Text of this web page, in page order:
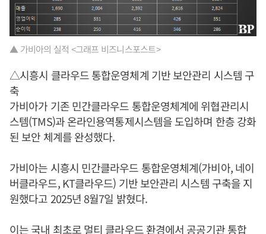
▲ 가비아의 실적 <그래프 비즈니스포스트>
△시흥시 클라우드 통합운영체계 기반 보안관리 시스템 구
축
가비아가 기존 민간클라우드 통합운영체계에 위협관리시
스템(TMS)과 온라인용역통제시스템을 도입하며 한층 강화
된 보안 체계를 완성했다.
가비아는 시흥시 민간클라우드 통합운영체계(가비아, 네이
버클라우드, KT클라우드) 기반 보안관리 시스템 구축을 지
원했다고 2025년 8월7일 밝혔다.
이는 국내 최초로 멀티 클라우드 환경에서 공공기관 통합